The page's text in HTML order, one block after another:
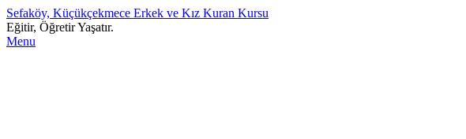
Sefaköy, Küçükçekmece Erkek ve Kız Kuran Kursu
Eğitir, Öğretir Yaşatır.
Menu